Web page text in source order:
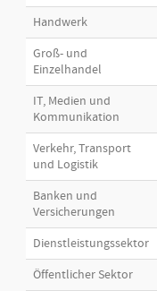
Handwerk
Groß- und
Einzelhandel
IT, Medien und
Kommunikation
Verkehr, Transport
und Logistik
Banken und
Versicherungen
Dienstleistungssektor
Öffentlicher Sektor